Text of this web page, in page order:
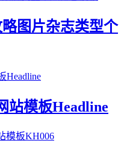
图片杂志类型个
站模板Headline